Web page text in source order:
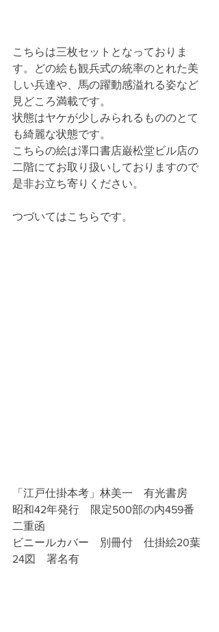
こちらは三枚セットとなっておりま
す。どの絵も観兵式の統率のとれた美
しい兵達や、馬の躍動感溢れる姿など
見どころ満載です。
状態はヤケが少しみられるもののとて
も綺麗な状態です。
こちらの絵は澤口書店巌松堂ビル店の
二階にてお取り扱いしておりますので
是非お立ち寄りください。
つづいてはこちらです。
「江戸仕掛本考」林美一　有光書房
昭和42年発行　限定500部の内459番
二重函
ビニールカバー　別冊付　仕掛絵20葉
24図　署名有